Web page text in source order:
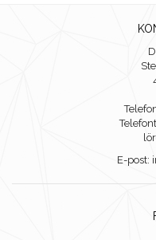
E-post: